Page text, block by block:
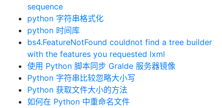
sequence
python 字符串格式化
python 时间库
bs4.FeatureNotFound couldnot find a tree builder
with the features you requested lxml
使用 Python 脚本同步 Gralde 服务器镜像
Python 字符串比较忽略大小写
Python 获取文件大小的方法
如何在 Python 中重命名文件